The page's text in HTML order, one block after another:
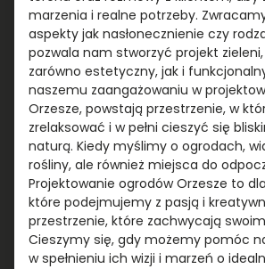
marzenia i realne potrzeby.
aspekty jak nasłonecznienie czy
pozwala nam stworzyć projekt
zarówno estetyczny, jak i
naszemu zaangażowaniu w
Orzesze, powstają przestrzenie, w
zrelaksować i w pełni cieszyć się
naturą. Kiedy myślimy o ogrodach,
rośliny, ale również miejsca do
Projektowanie ogrodów Orzesze to
które podejmujemy z pasją i
przestrzenie, które zachwycają
Cieszymy się, gdy możemy pomóc
w spełnieniu ich wizji i marzeń o